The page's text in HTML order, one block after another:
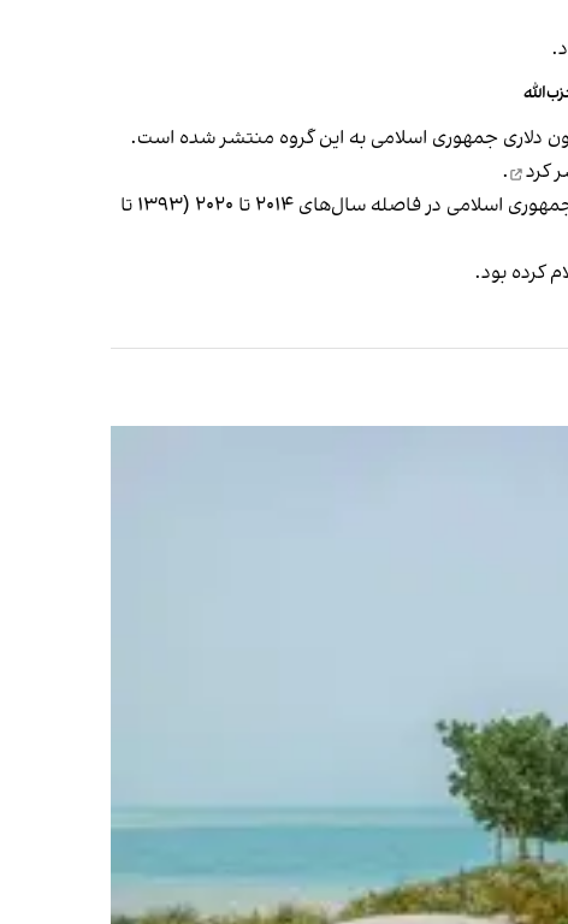
دلاری جمهوری اسلامی به این گروه منتشر شده است.
کرد
.
همان زمان روزنامه تایمز، چاپ لندن، در گزارشی اختصاصی خبر داد نامه‌ها و اسنادی را مشاهده کرده است که ثابت می‌کند جمهوری اسلامی در فاصله سال‌های ۲۰۱۴ تا ۲۰۲۰ (۱۳۹۳ تا